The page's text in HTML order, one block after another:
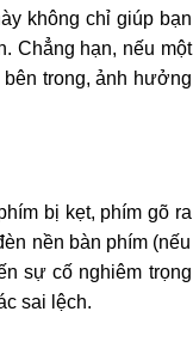
không chỉ giúp bạn
Chẳng hạn, nếu một
bên trong, ảnh hưởng
bị kẹt, phím gõ ra
nền bàn phím (nếu
sự cố nghiêm trọng
sai lệch.